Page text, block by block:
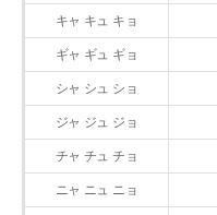
キャ キュ キョ
ギャ ギュ ギョ
シャ シュ ショ
ジャ ジュ ジョ
チャ チュ チョ
ニャ ニュ ニョ